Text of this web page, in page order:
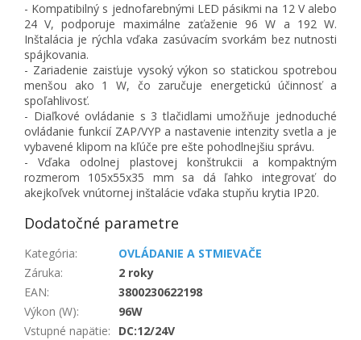
- Kompatibilný s jednofarebnými LED pásikmi na 12 V alebo
24 V, podporuje maximálne zaťaženie 96 W a 192 W.
Inštalácia je rýchla vďaka zasúvacím svorkám bez nutnosti
spájkovania.
- Zariadenie zaisťuje vysoký výkon so statickou spotrebou
menšou ako 1 W, čo zaručuje energetickú účinnosť a
spoľahlivosť.
- Diaľkové ovládanie s 3 tlačidlami umožňuje jednoduché
ovládanie funkcií ZAP/VYP a nastavenie intenzity svetla a je
vybavené klipom na kľúče pre ešte pohodlnejšiu správu.
- Vďaka odolnej plastovej konštrukcii a kompaktným
rozmerom 105x55x35 mm sa dá ľahko integrovať do
akejkoľvek vnútornej inštalácie vďaka stupňu krytia IP20.
Dodatočné parametre
Kategória:
OVLÁDANIE A STMIEVAČE
Záruka:
2 roky
EAN:
3800230622198
Výkon (W):
96W
Vstupné napätie:
DC:12/24V